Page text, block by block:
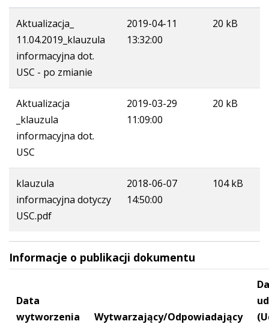
Aktualizacja_
11.04.2019_klauzula
informacyjna dot.
USC - po zmianie
2019-04-11
13:32:00
20 kB
Aktualizacja
_klauzula
informacyjna dot.
USC
2019-03-29
11:09:00
20 kB
klauzula
informacyjna dotyczy
USC.pdf
2018-06-07
14:50:00
104 kB
Informacje o publikacji dokumentu
Data
wytworzenia
Wytwarzający/Odpowiadający